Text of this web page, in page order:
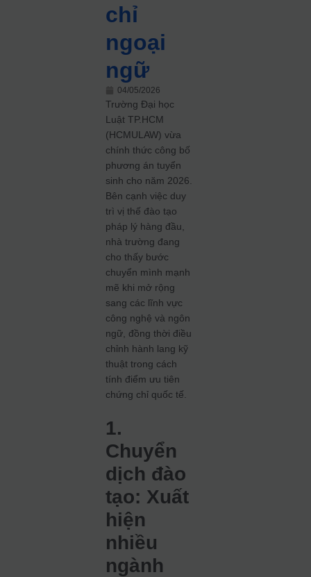
chỉ
ngoại
ngữ
04/05/2026
Trường Đại học
Luật TP.HCM
(HCMULAW) vừa
chính thức công bố
phương án tuyển
sinh cho năm 2026.
Bên cạnh việc duy
trì vị thế đào tạo
pháp lý hàng đầu,
nhà trường đang
cho thấy bước
chuyển mình mạnh
mẽ khi mở rộng
sang các lĩnh vực
công nghệ và ngôn
ngữ, đồng thời điều
chỉnh hành lang kỹ
thuật trong cách
tính điểm ưu tiên
chứng chỉ quốc tế.
1.
Chuyển
dịch đào
tạo: Xuất
hiện
nhiều
ngành